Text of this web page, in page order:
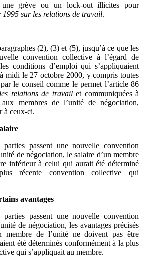
grève ou un lock-out illicites pour
1995 sur les relations de travail.
(2), (3) et (5), jusqu’à ce que les
convention collective à l’égard de
conditions d’emploi qui s’appliquaient
midi le 27 octobre 2000, y compris toutes
le conseil comme le permet l’article 86
relations de travailet communiquées à
membres de l’unité de négociation,
à ceux-ci.
passent une nouvelle convention
de négociation, le salaire d’un membre
inférieur à celui qui aurait été déterminé
récente convention collective qui
avantages
passent une nouvelle convention
de négociation, les avantages précisés
membre de l’unité ne doivent pas être
été déterminés conformément à la plus
qui s’appliquait au membre.